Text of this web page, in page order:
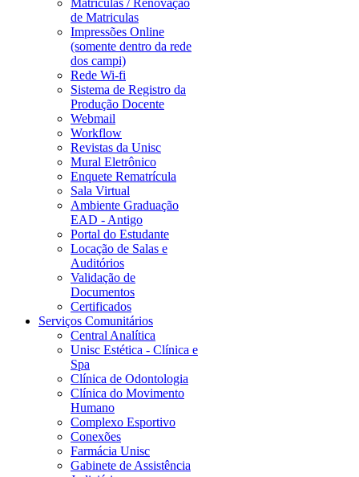
Matriculas / Renovação
de Matriculas
Impressões Online
(somente dentro da rede
dos campi)
Rede Wi-fi
Sistema de Registro da
Produção Docente
Webmail
Workflow
Revistas da Unisc
Mural Eletrônico
Enquete Rematrícula
Sala Virtual
Ambiente Graduação
EAD - Antigo
Portal do Estudante
Locação de Salas e
Auditórios
Validação de
Documentos
Certificados
Serviços Comunitários
Central Analítica
Unisc Estética - Clínica e
Spa
Clínica de Odontologia
Clínica do Movimento
Humano
Complexo Esportivo
Conexões
Farmácia Unisc
Gabinete de Assistência